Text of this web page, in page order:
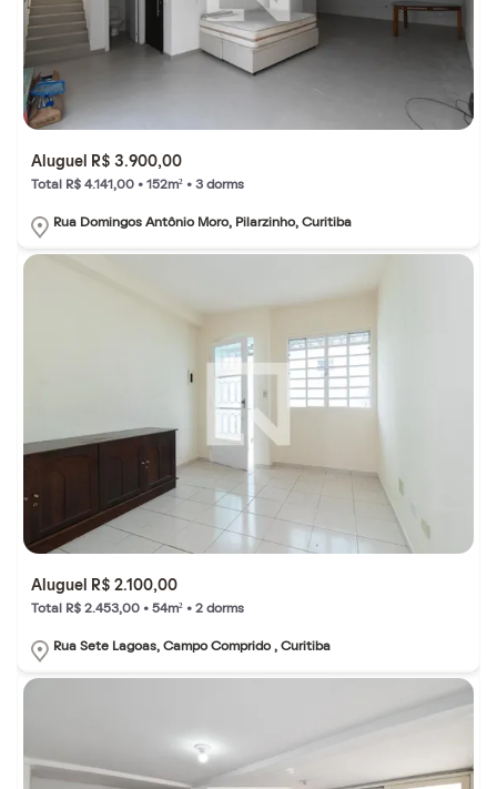
Aluguel R$ 3.900,00
Total R$ 4.141,00 • 152m² • 3 dorms
Rua Domingos Antônio Moro, Pilarzinho, Curitiba
Aluguel R$ 2.100,00
Total R$ 2.453,00 • 54m² • 2 dorms
Rua Sete Lagoas, Campo Comprido , Curitiba